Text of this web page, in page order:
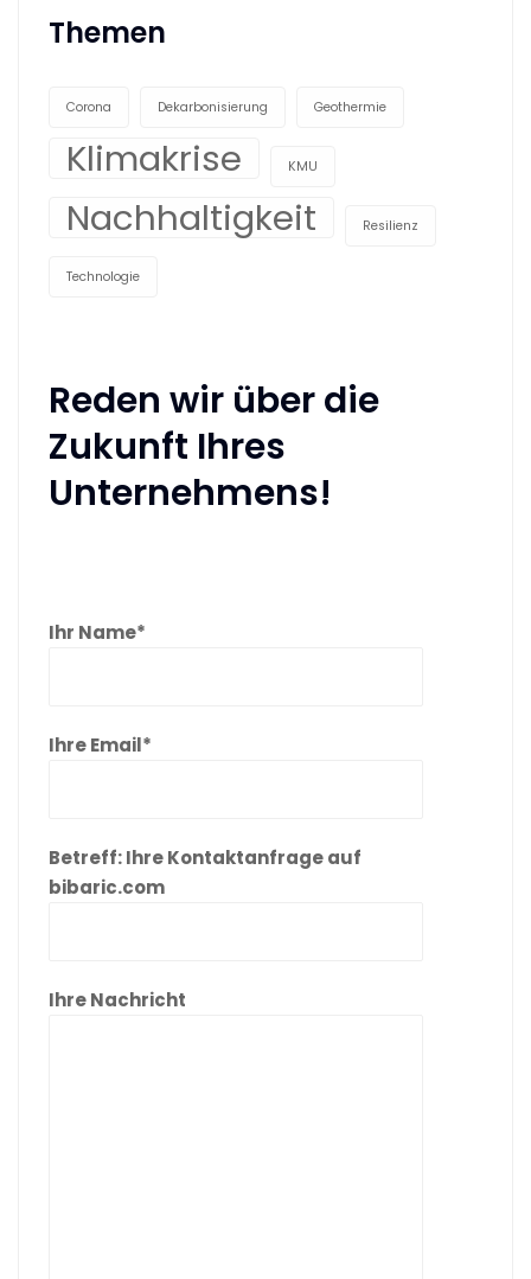
Themen
Corona Dekarbonisierung Geothermie
Klimakrise KMU
Nachhaltigkeit Resilienz
Technologie
Reden wir über die
Zukunft Ihres
Unternehmens!
Ihr Name*
Ihre Email*
Betreff: Ihre Kontaktanfrage auf
bibaric.com
Ihre Nachricht